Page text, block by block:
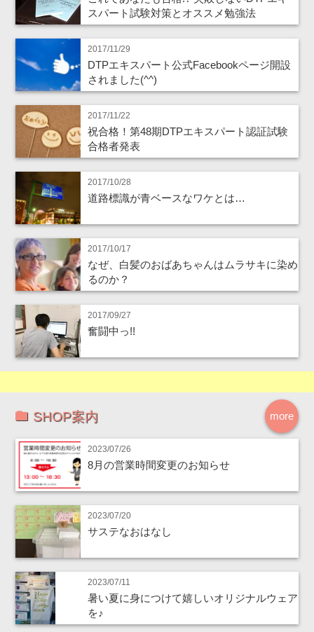
スパート試験対策とオススメ勉強法
2017/11/29
DTPエキスパート公式Facebookページ開設
されました(^^)
2017/11/22
祝合格！第48期DTPエキスパート認証試験
合格者発表
2017/10/28
道路標識が青ベースなワケとは…
2017/10/17
なぜ、白髪のおばあちゃんはムラサキに染め
るのか？
2017/09/27
奮闘中っ!!
more
SHOP案内
2023/07/26
8月の営業時間変更のお知らせ
2023/07/20
サステなおはなし
2023/07/11
暑い夏に身につけて嬉しいオリジナルウェア
を♪